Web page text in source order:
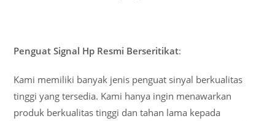
Penguat Signal Hp Resmi Berseritikat:
Kami memiliki banyak jenis penguat sinyal berkualitas
tinggi yang tersedia. Kami hanya ingin menawarkan
produk berkualitas tinggi dan tahan lama kepada